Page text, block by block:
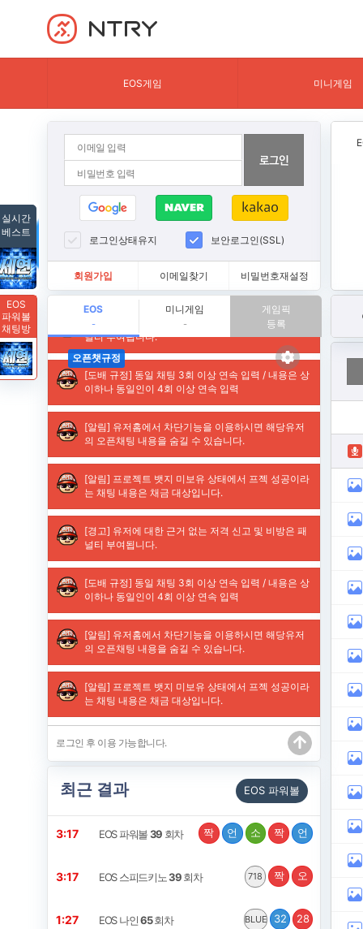
NTRY
EOS게임 미니게임
로그인상태유지 보안로그인(SSL)
회원가입 이메일찾기 비밀번호재설정
EOS
-
미니게임
-
게임픽
등록
최근 결과 EOS 파워볼
3:16 EOS 파워볼39 회차 짝 언 소 짝 언
3:16 EOS 스피드키노39회차 718 짝 오
1:26 EOS 나인65회차 BLUE 32 28
실시간
베스트
EOS
파워볼
채팅방